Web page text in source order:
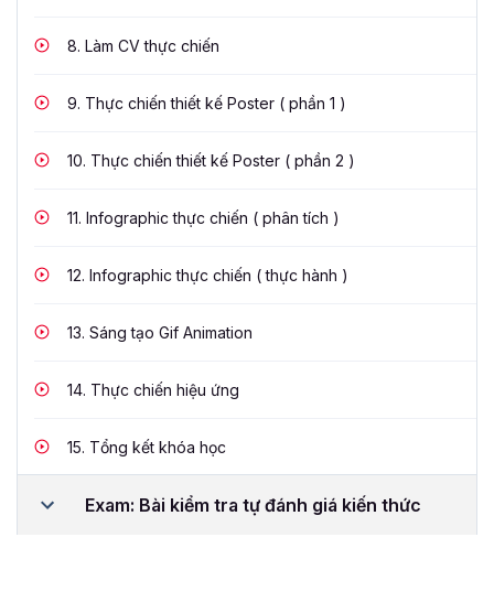
8. Làm CV thực chiến
9. Thực chiến thiết kế Poster ( phần 1 )
10. Thực chiến thiết kế Poster ( phần 2 )
11. Infographic thực chiến ( phân tích )
12. Infographic thực chiến ( thực hành )
13. Sáng tạo Gif Animation
14. Thực chiến hiệu ứng
15. Tổng kết khóa học
Exam: Bài kiểm tra tự đánh giá kiến thức